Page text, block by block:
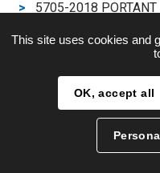
5705-2018 PORTANT
BRANCHEMENT EAU
PORTANT SUR LA
POUR TRAVAUX DE
TRANCHEE SOUS
This site uses cookies and
OK, accept all